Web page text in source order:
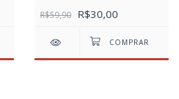
Minnie
R$59,90 R$30,00